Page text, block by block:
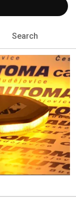
Search